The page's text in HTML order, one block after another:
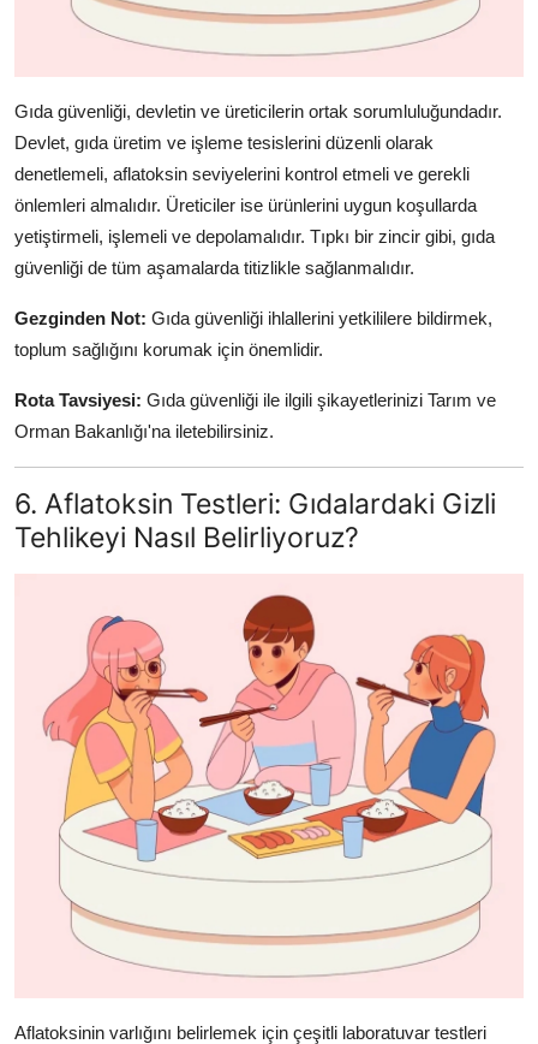
Gıda güvenliği, devletin ve üreticilerin ortak sorumluluğundadır.
Devlet, gıda üretim ve işleme tesislerini düzenli olarak
denetlemeli, aflatoksin seviyelerini kontrol etmeli ve gerekli
önlemleri almalıdır. Üreticiler ise ürünlerini uygun koşullarda
yetiştirmeli, işlemeli ve depolamalıdır. Tıpkı bir zincir gibi, gıda
güvenliği de tüm aşamalarda titizlikle sağlanmalıdır.
Gezginden Not: Gıda güvenliği ihlallerini yetkililere bildirmek,
toplum sağlığını korumak için önemlidir.
Rota Tavsiyesi: Gıda güvenliği ile ilgili şikayetlerinizi Tarım ve
Orman Bakanlığı'na iletebilirsiniz.
6. Aflatoksin Testleri: Gıdalardaki Gizli
Tehlikeyi Nasıl Belirliyoruz?
Aflatoksinin varlığını belirlemek için çeşitli laboratuvar testleri